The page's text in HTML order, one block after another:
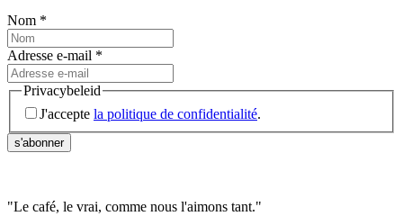
Nom *
Adresse e-mail *
Privacybeleid
J'accepte la politique de confidentialité.
s'abonner
"Le café, le vrai, comme nous l'aimons tant."